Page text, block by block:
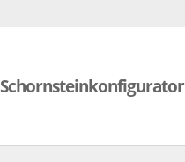
Schornsteinkonfigurator